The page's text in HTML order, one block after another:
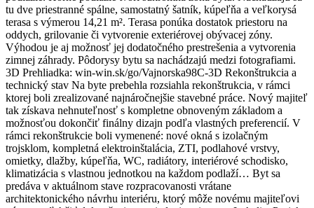
tu dve priestranné spálne, samostatný šatník, kúpeľňa a veľkorysá
terasa s výmerou 14,21 m². Terasa ponúka dostatok priestoru na
oddych, grilovanie či vytvorenie exteriérovej obývacej zóny.
Výhodou je aj možnosť jej dodatočného prestrešenia a vytvorenia
zimnej záhrady. Pôdorysy bytu sa nachádzajú medzi fotografiami.
3D Prehliadka: win-win.sk/go/Vajnorska98C-3D Rekonštrukcia a
technický stav Na byte prebehla rozsiahla rekonštrukcia, v rámci
ktorej boli zrealizované najnáročnejšie stavebné práce. Nový majiteľ
tak získava nehnuteľnosť s kompletne obnoveným základom a
možnosťou dokončiť finálny dizajn podľa vlastných preferencií. V
rámci rekonštrukcie boli vymenené: nové okná s izolačným
trojsklom, kompletná elektroinštalácia, ZTI, podlahové vrstvy,
omietky, dlažby, kúpeľňa, WC, radiátory, interiérové schodisko,
klimatizácia s vlastnou jednotkou na každom podlaží… Byt sa
predáva v aktuálnom stave rozpracovanosti vrátane
architektonického návrhu interiéru, ktorý môže novému majiteľovi